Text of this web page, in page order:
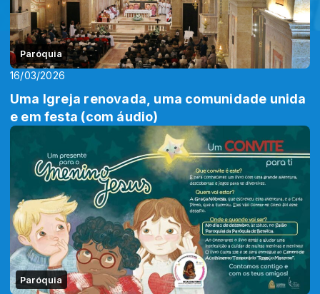
Paróquia
16/03/2026
Uma Igreja renovada, uma comunidade unida
e em festa (com áudio)
Paróquia